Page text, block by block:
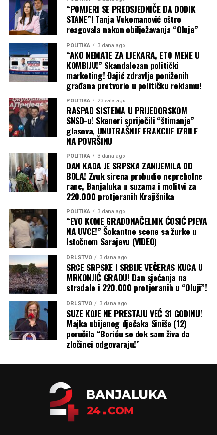
“POMJERI SE PREDSJEDNIČE DA DODIK
STANE”! Tanja Vukomanović oštro
reagovala nakon obilježavanja “Oluje”
POLITIKA 3 dana ago
“AKO NEMATE ZA LJEKARA, ETO MENE U
KOMBIJU!” Skandalozan politički
marketing! Đajić zdravlje poniženih
građana pretvorio u političku reklamu!
POLITIKA 23 sata ago
RASPAD SISTEMA U PRIJEDORSKOM
SNSD-u! Skeneri spriječili “štimanje”
glasova, UNUTRAŠNJE FRAKCIJE IZBILE
NA POVRŠINU
POLITIKA 3 dana ago
DAN KADA JE SRPSKA ZANIJEMILA OD
BOLA! Zvuk sirena probudio neprebolne
rane, Banjaluka u suzama i molitvi za
220.000 protjeranih Krajišnika
POLITIKA 3 dana ago
“EVO KOME GRADONAČELNIK ĆOSIĆ PJEVA
NA UVCE!” Šokantne scene sa žurke u
Istočnom Sarajevu (VIDEO)
DRUŠTVO 3 dana ago
SRCE SRPSKE I SRBIJE VEČERAS KUCA U
MRKONJIĆ GRADU! Dan sjećanja na
stradale i 220.000 protjeranih u “Oluji”!
DRUŠTVO 3 dana ago
SUZE KOJE NE PRESTAJU VEĆ 31 GODINU!
Majka ubijenog dječaka Siniše (12)
poručila “Boriću se dok sam živa da
zločinci odgovaraju!”